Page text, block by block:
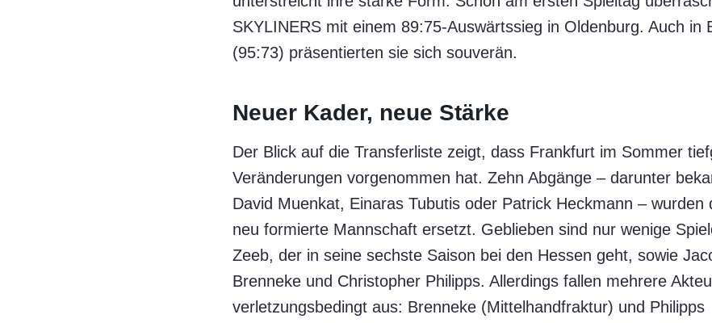
SKYLINERS mit einem 89:75-Auswärtssieg in Oldenburg. Auch in
(95:73) präsentierten sie sich souverän.
Neuer Kader, neue Stärke
Der Blick auf die Transferliste zeigt, dass Frankfurt im Sommer
Veränderungen vorgenommen hat. Zehn Abgänge – darunter
David Muenkat, Einaras Tubutis oder Patrick Heckmann – wurden
neu formierte Mannschaft ersetzt. Geblieben sind nur wenige
Zeeb, der in seine sechste Saison bei den Hessen geht, sowie
Brenneke und Christopher Philipps. Allerdings fallen mehrere
verletzungsbedingt aus: Brenneke (Mittelhandfraktur) und Philipps